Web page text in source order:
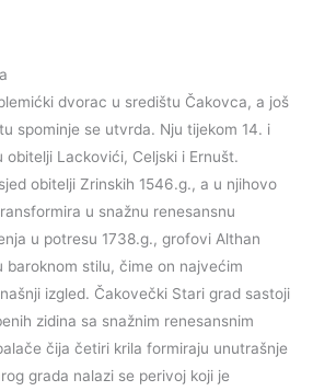
dvorac u središtu Čakovca, a još
spominje se utvrda. Nju tijekom 14. i
obitelji Lackovići, Celjski i Ernušt.
obitelji Zrinskih 1546.g., a u njihovo
u snažnu renesansnu
u potresu 1738.g., grofovi Althan
baroknom stilu, čime on najvećim
izgled. Čakovečki Stari grad sastoji
zidina sa snažnim renesansnim
čija četiri krila formiraju unutrašnje
grada nalazi se perivoj koji je